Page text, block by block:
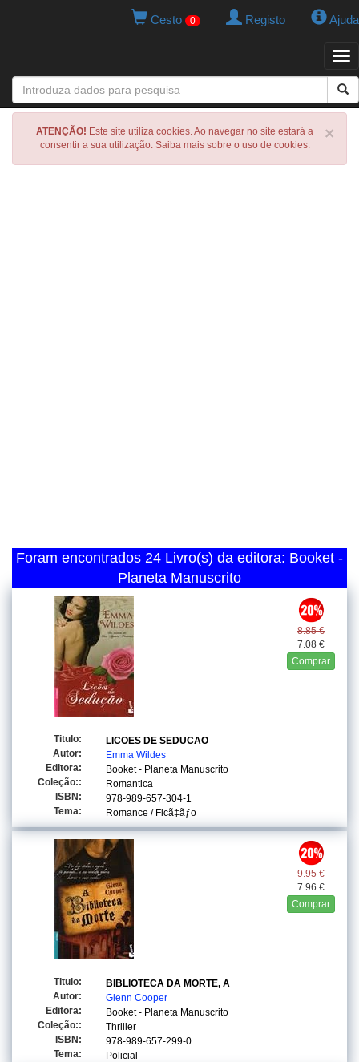
Cesto 0 Registo Ajuda
×
ATENÇÃO! Este site utiliza cookies. Ao navegar no site estará a
consentir a sua utilização. Saiba mais sobre o uso de cookies.
Foram encontrados 24 Livro(s) da editora: Booket -
Planeta Manuscrito
8.85 €
7.08 €
Comprar
Titulo:
LICOES DE SEDUCAO
Autor:
Emma Wildes
Editora:
Booket - Planeta Manuscrito
Coleção::
Romantica
ISBN:
978-989-657-304-1
Tema:
Romance / Ficã‡ãƒo
9.95 €
7.96 €
Comprar
Titulo:
BIBLIOTECA DA MORTE, A
Autor:
Glenn Cooper
Editora:
Booket - Planeta Manuscrito
Coleção::
Thriller
ISBN:
978-989-657-299-0
Tema:
Policial